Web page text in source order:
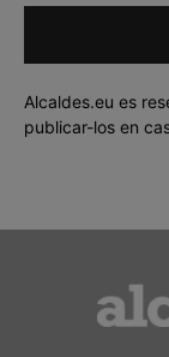
Alcaldes.eu es
publicar-los en